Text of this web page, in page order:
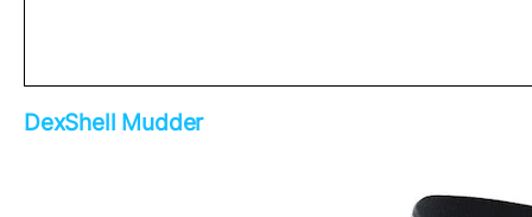
DexShell Mudder